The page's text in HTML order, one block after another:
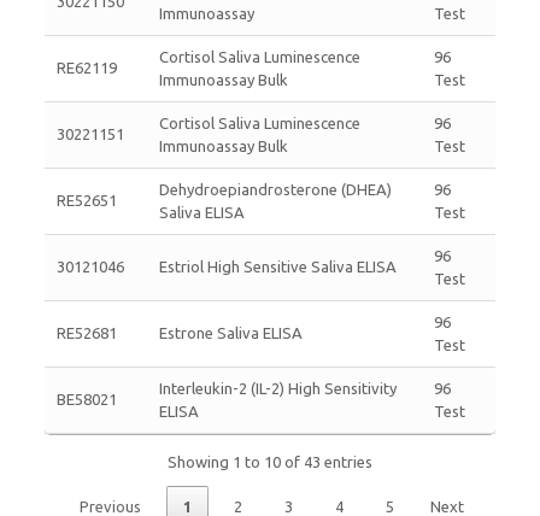
Immunoassay Test
RE62119
Cortisol Saliva Luminescence
Immunoassay Bulk
96
Test
30221151
Cortisol Saliva Luminescence
Immunoassay Bulk
96
Test
RE52651
Dehydroepiandrosterone (DHEA)
Saliva ELISA
96
Test
30121046 Estriol High Sensitive Saliva ELISA
96
Test
RE52681 Estrone Saliva ELISA
96
Test
BE58021
Interleukin-2 (IL-2) High Sensitivity
ELISA
96
Test
Showing 1 to 10 of 43 entries
Previous 1 2 3 4 5 Next